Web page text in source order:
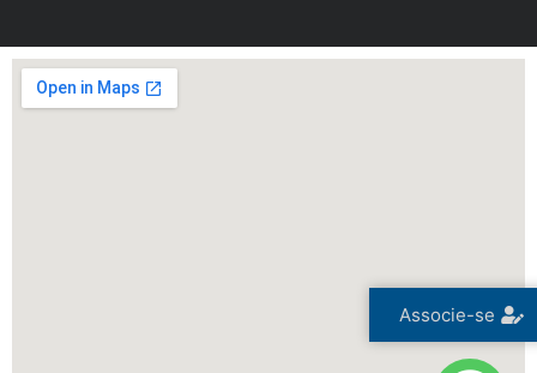
Associe-se